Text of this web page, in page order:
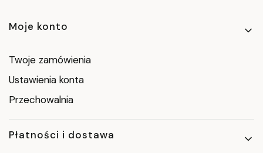
Linki w stopce
Moje konto
Twoje zamówienia
Ustawienia konta
Przechowalnia
Płatności i dostawa